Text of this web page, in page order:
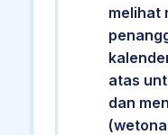
melihat
atas
dan